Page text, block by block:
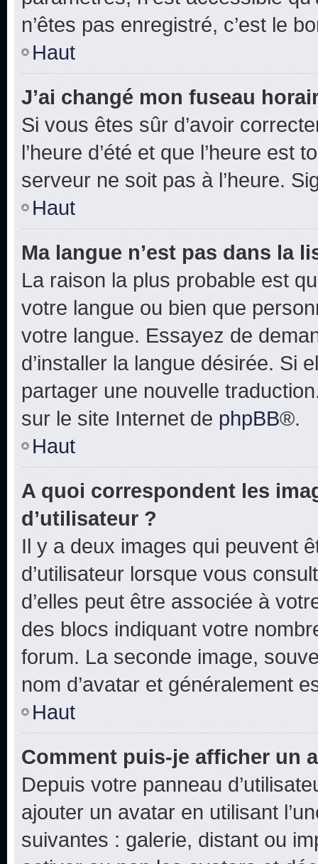
n’êtes pas enregistré, c’est le
Haut
J’ai changé mon fuseau
Si vous êtes sûr d’avoir
l’heure d’été et que l’heure est
serveur ne soit pas à l’heure.
Haut
Ma langue n’est pas dans la
La raison la plus probable est
votre langue ou bien que
votre langue. Essayez de
d’installer la langue désirée. Si
partager une nouvelle
sur le site Internet de phpBB®.
Haut
A quoi correspondent les
d’utilisateur ?
Il y a deux images qui peuvent
d’utilisateur lorsque vous
d’elles peut être associée à
des blocs indiquant votre
forum. La seconde image,
nom d’avatar et généralement
Haut
Comment puis-je afficher un
Depuis votre panneau
ajouter un avatar en utilisant
suivantes : galerie, distant ou